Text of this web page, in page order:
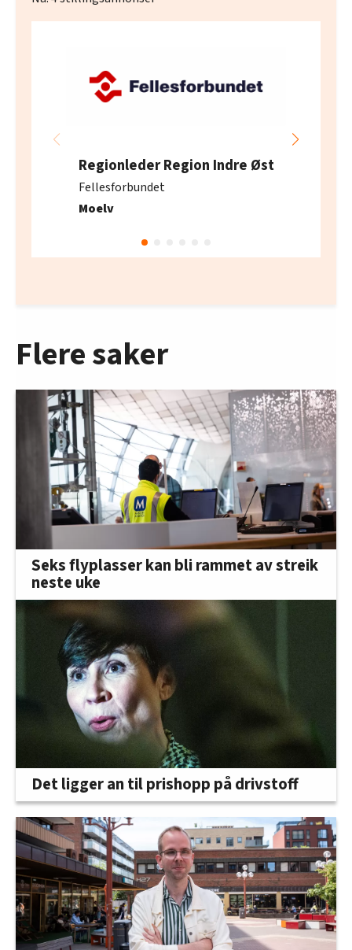
Regionleder Region Indre Øst
Fellesforbundet
Moelv
Flere saker
Seks flyplasser kan bli rammet av streik
neste uke
Det ligger an til prishopp på drivstoff